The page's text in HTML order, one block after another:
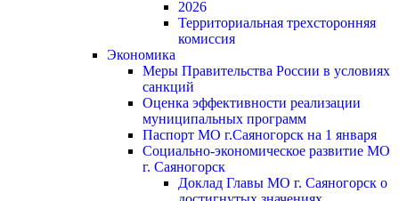
2026
Территориальная трехсторонняя
комиссия
Экономика
Меры Правительства России в условиях
санкций
Оценка эффективности реализации
муниципальных программ
Паспорт МО г.Саяногорск на 1 января
Социально-экономическое развитие МО
г. Саяногорск
Доклад Главы МО г. Саяногорск о